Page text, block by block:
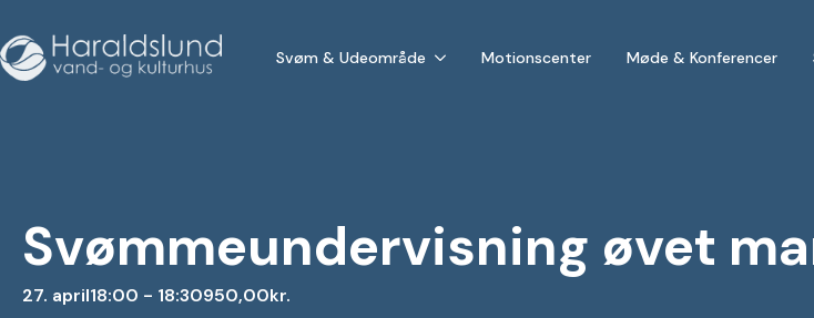
Svøm & Udeområde Motionscenter Møde & Konferencer
Svømmeundervisning øvet
27. april18:00 - 18:30950,00kr.